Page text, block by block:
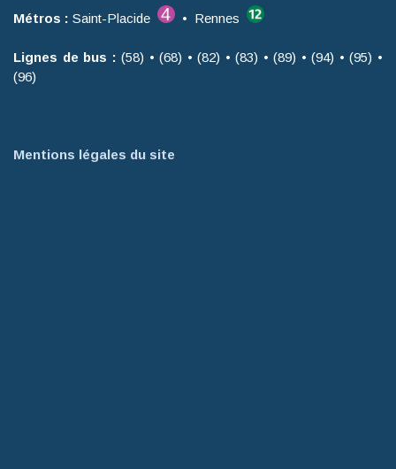
Métros : Saint-Placide • Rennes
Lignes de bus : (58) • (68) • (82) • (83) • (89) • (94) • (95) •
(96)
Mentions légales du site